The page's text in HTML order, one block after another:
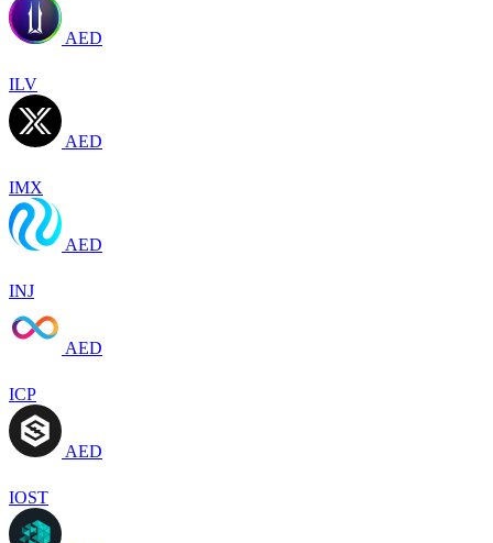
AED
ILV
AED
IMX
AED
INJ
AED
ICP
AED
IOST